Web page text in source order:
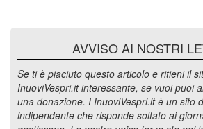
AVVISO AI NOSTRI
Se ti è piaciuto questo articolo e ritieni il
InuoviVespri.it interessante, se vuoi puoi
una donazione. I InuoviVespri.it è un sito
indipendente che risponde soltato ai